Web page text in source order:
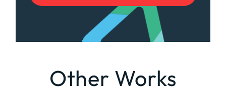
Other Works